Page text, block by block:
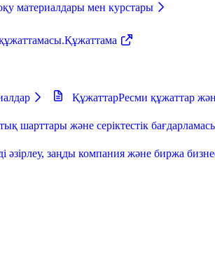
материалдары мен курстары
Құжаттама
ҚұжаттарРесми құжаттар
шарттары және серіктестік
әзірлеу, заңды компания және биржа